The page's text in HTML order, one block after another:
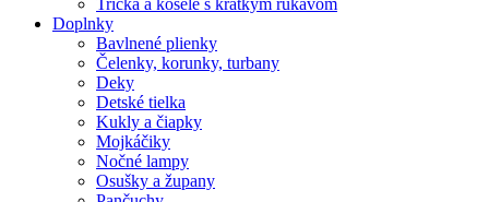
Doplnky
Bavlnené plienky
Čelenky, korunky, turbany
Deky
Detské tielka
Kukly a čiapky
Mojkáčiky
Nočné lampy
Osušky a župany